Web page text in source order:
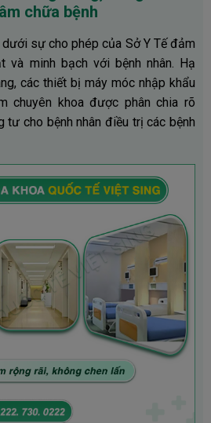
chữa bệnh
sự cho phép của Sở Y Tế đảm
và minh bạch với bệnh nhân. Hạ
các thiết bị máy móc nhập khẩu
chuyên khoa được phân chia rõ
cho bệnh nhân điều trị các bệnh